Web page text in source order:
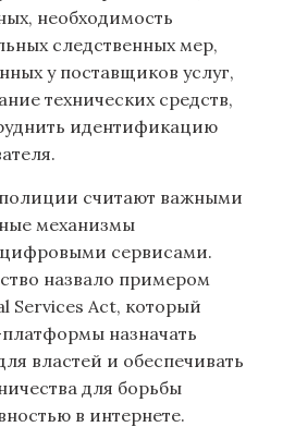
необходимость
следственных мер,
у поставщиков услуг,
технических средств,
идентификацию
считают важными
механизмы
сервисами.
назвало примером
Services Act, который
назначать
властей и обеспечивать
для борьбы
в интернете.